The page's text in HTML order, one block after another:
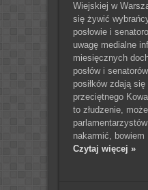
Wiejskiej w
się żywić
posłowie i
uwagę medialne
miesięcznych
posłów i
posiłków zdają
przeciętnego
to złudzenie,
nakarmić,
Czytaj więcej »